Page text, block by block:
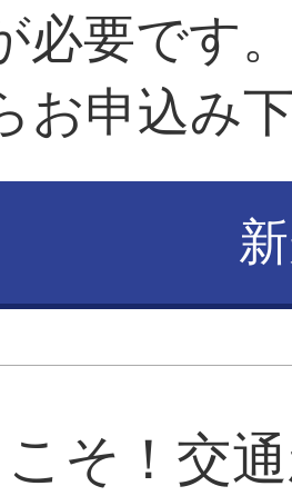
必要です
お申込み
そ！交